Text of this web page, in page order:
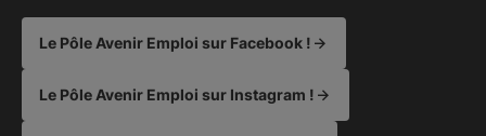
Le Pôle Avenir Emploi sur Facebook !
Le Pôle Avenir Emploi sur Instagram !